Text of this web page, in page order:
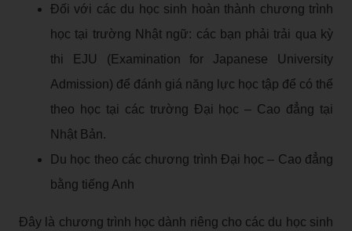
Đối với các du học sinh hoàn thành chương trình
học tại trường Nhật ngữ: các bạn phải trải qua kỳ
thi EJU (Examination for Japanese University
Admission) để đánh giá năng lực học tập để có thể
theo học tại các trường Đại học – Cao đẳng tại
Nhật Bản.
Du học theo các chương trình Đại học – Cao đẳng
bằng tiếng Anh
Đây là chương trình học dành riêng cho các du học sinh